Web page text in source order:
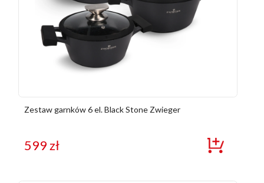
Zestaw garnków 6 el. Black Stone Zwieger
599zł